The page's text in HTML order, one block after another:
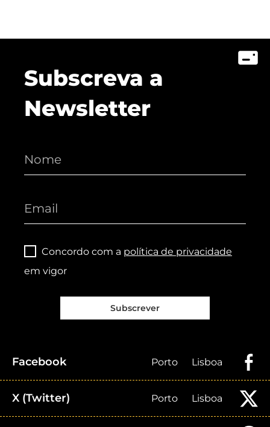
Subscreva a
Newsletter
Concordo com a política de privacidade
em vigor
Subscrever
Facebook Porto Lisboa
X (Twitter) Porto Lisboa